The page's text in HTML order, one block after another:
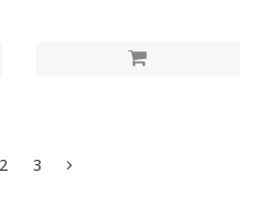
2 3